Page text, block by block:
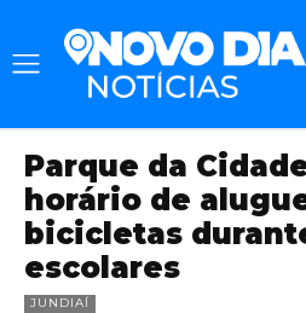
Parque da
horário de
bicicletas
escolares
JUNDIAÍ